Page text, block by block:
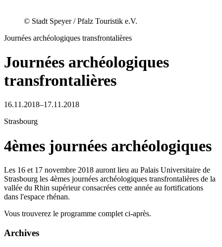
© Stadt Speyer / Pfalz Touristik e.V.
Journées archéologiques transfrontalières
Journées archéologiques
transfrontalières
16.11.2018–17.11.2018
Strasbourg
4èmes journées archéologiques
Les 16 et 17 novembre 2018 auront lieu au Palais Universitaire de
Strasbourg les 4èmes journées archéologiques transfrontalières de la
vallée du Rhin supérieur consacrées cette année au fortifications
dans l'espace rhénan.
Vous trouverez le programme complet ci-après.
Archives